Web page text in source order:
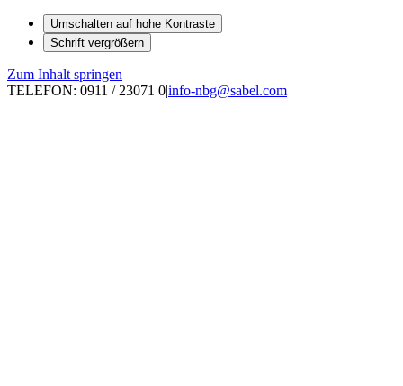
Umschalten auf hohe Kontraste
Schrift vergrößern
Zum Inhalt springen
TELEFON: 0911 / 23071 0|info-nbg@sabel.com